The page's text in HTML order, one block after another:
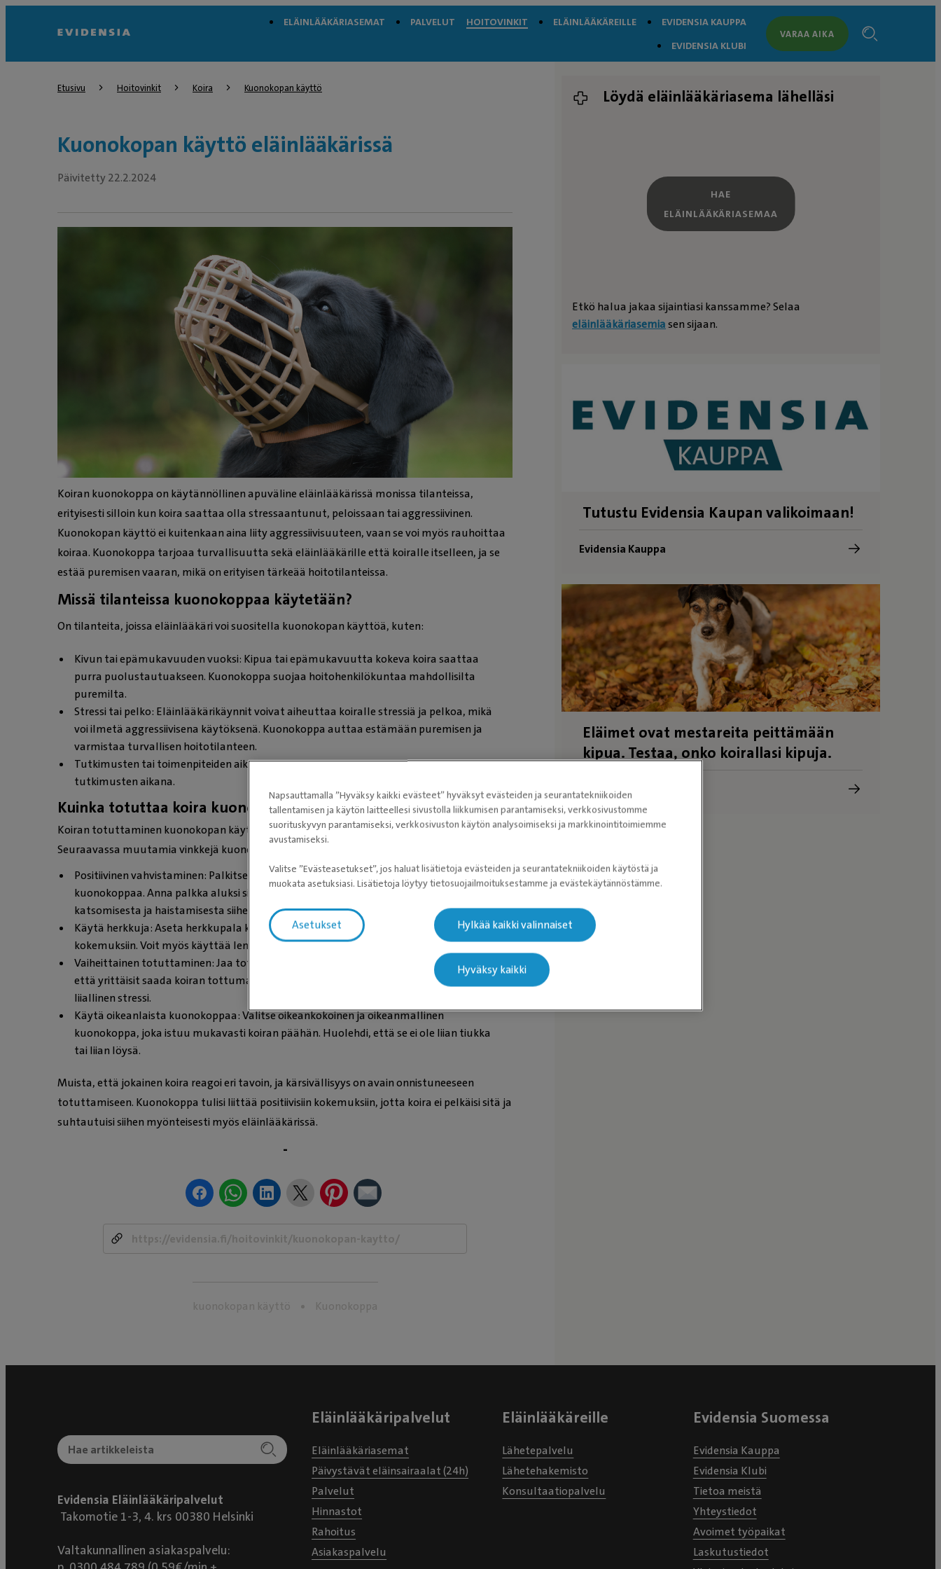
ELÄINLÄÄKÄRIASEMAT PALVELUT HOITOVINKIT ELÄINLÄÄKÄREILLE
EVIDENSIA KAUPPA
EVIDENSIA KLUBI
VARAA AIKA
Etusivu Hoitovinkit Koira Kuonokopan käyttö
Kuonokopan käyttö eläinlääkärissä
Päivitetty 22.2.2024
Koiran kuonokoppa on käytännöllinen apuväline eläinlääkärissä monissa tilanteissa,
erityisesti silloin kun koira saattaa olla stressaantunut, peloissaan tai aggressiivinen.
Kuonokopan käyttö ei kuitenkaan aina liity aggressiivisuuteen, vaan se voi myös rauhoittaa
koiraa. Kuonokoppa tarjoaa turvallisuutta sekä eläinlääkärille että koiralle itselleen, ja se
estää puremisen vaaran, mikä on erityisen tärkeää hoitotilanteissa.
Missä tilanteissa kuonokoppaa käytetään?
On tilanteita, joissa eläinlääkäri voi suositella kuonokopan käyttöä, kuten:
Kivun tai epämukavuuden vuoksi: Kipua tai epämukavuutta kokeva koira saattaa
purra puolustautuakseen. Kuonokoppa suojaa hoitohenkilökuntaa mahdollisilta
puremilta.
Stressi tai pelko: Eläinlääkärikäynnit voivat aiheuttaa koiralle stressiä ja pelkoa, mikä
voi ilmetä aggressiivisena käytöksenä. Kuonokoppa auttaa estämään puremisen ja
varmistaa turvallisen hoitotilanteen.
Tutkimusten tai toimenpiteiden aikana: Kuonokoppa voi rauhoittaa epävarmaa koiraa
tutkimusten aikana.
Kuinka totuttaa koira kuonokoppaan?
Koiran totuttaminen kuonokopan käyttöön on tärkeää tehdä positiivisin kokemuksin.
Seuraavassa muutamia vinkkejä kuonokopan totuttamiseksi:
Positiivinen vahvistaminen: Palkitse koiraa herkuilla ja kehuilla aina kun se sietää
kuonokoppaa. Anna palkka aluksi siitä, kun koira on kiinnostunut kuonokopasta. Etene
katsomisesta ja haistamisesta siihen, että kuonokoppa on lopulta päässä lyhyen ajan.
Käytä herkkuja: Aseta herkkupala kuonokopan sisälle, jotta koira liittää sen positiivisiin
kokemuksiin. Voit myös käyttää lempilelua houkuttimena.
Vaiheittainen totuttaminen: Jaa totuttaminen useisiin lyhyisiin istuntoihin sen sijaan,
että yrittäisit saada koiran tottumaan kuonokoppaan yhdellä kertaa. Näin vältetään
liiallinen stressi.
Käytä oikeanlaista kuonokoppaa: Valitse oikeankokoinen ja oikeanmallinen
kuonokoppa, joka istuu mukavasti koiran päähän. Huolehdi, että se ei ole liian tiukka
tai liian löysä.
Muista, että jokainen koira reagoi eri tavoin, ja kärsivällisyys on avain onnistuneeseen
totuttamiseen. Kuonokoppa tulisi liittää positiivisiin kokemuksiin, jotta koira ei pelkäisi sitä ja
suhtautuisi siihen myönteisesti myös eläinlääkärissä.
-
kuonokopan käyttö Kuonokoppa
Löydä eläinlääkäriasema lähelläsi
HAE
ELÄINLÄÄKÄRIASEMAA
Etkö halua jakaa sijaintiasi kanssamme? Selaa
eläinlääkäriasemiasen sijaan.
Tutustu Evidensia Kaupan valikoimaan!
Evidensia Kauppa
Eläimet ovat mestareita peittämään
kipua. Testaa, onko koirallasi kipuja.
Kipukysely
Evidensia Eläinlääkäripalvelut
Takomotie 1-3, 4. krs 00380 Helsinki
Valtakunnallinen asiakaspalvelu:
Eläinlääkäripalvelut
Eläinlääkäriasemat
Päivystävät eläinsairaalat (24h)
Palvelut
Hinnastot
Rahoitus
Asiakaspalvelu
Eläinlääkäreille
Lähetepalvelu
Lähetehakemisto
Konsultaatiopalvelu
Evidensia Suomessa
Evidensia Kauppa
Evidensia Klubi
Tietoa meistä
Yhteystiedot
Avoimet työpaikat
Laskutustiedot
Napsauttamalla ”Hyväksy kaikki evästeet” hyväksyt evästeiden ja seurantatekniikoiden
tallentamisen ja käytön laitteellesi sivustolla liikkumisen parantamiseksi, verkkosivustomme
suorituskyvyn parantamiseksi, verkkosivuston käytön analysoimiseksi ja markkinointitoimiemme
avustamiseksi.
Valitse ”Evästeasetukset”, jos haluat lisätietoja evästeiden ja seurantatekniikoiden käytöstä ja
muokata asetuksiasi. Lisätietoja löytyy tietosuojailmoituksestamme ja evästekäytännöstämme.
Asetukset Hylkää kaikki valinnaiset
Hyväksy kaikki